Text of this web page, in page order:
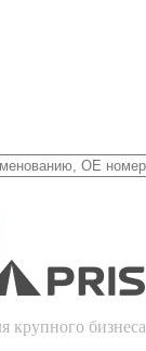
крупного бизнеса